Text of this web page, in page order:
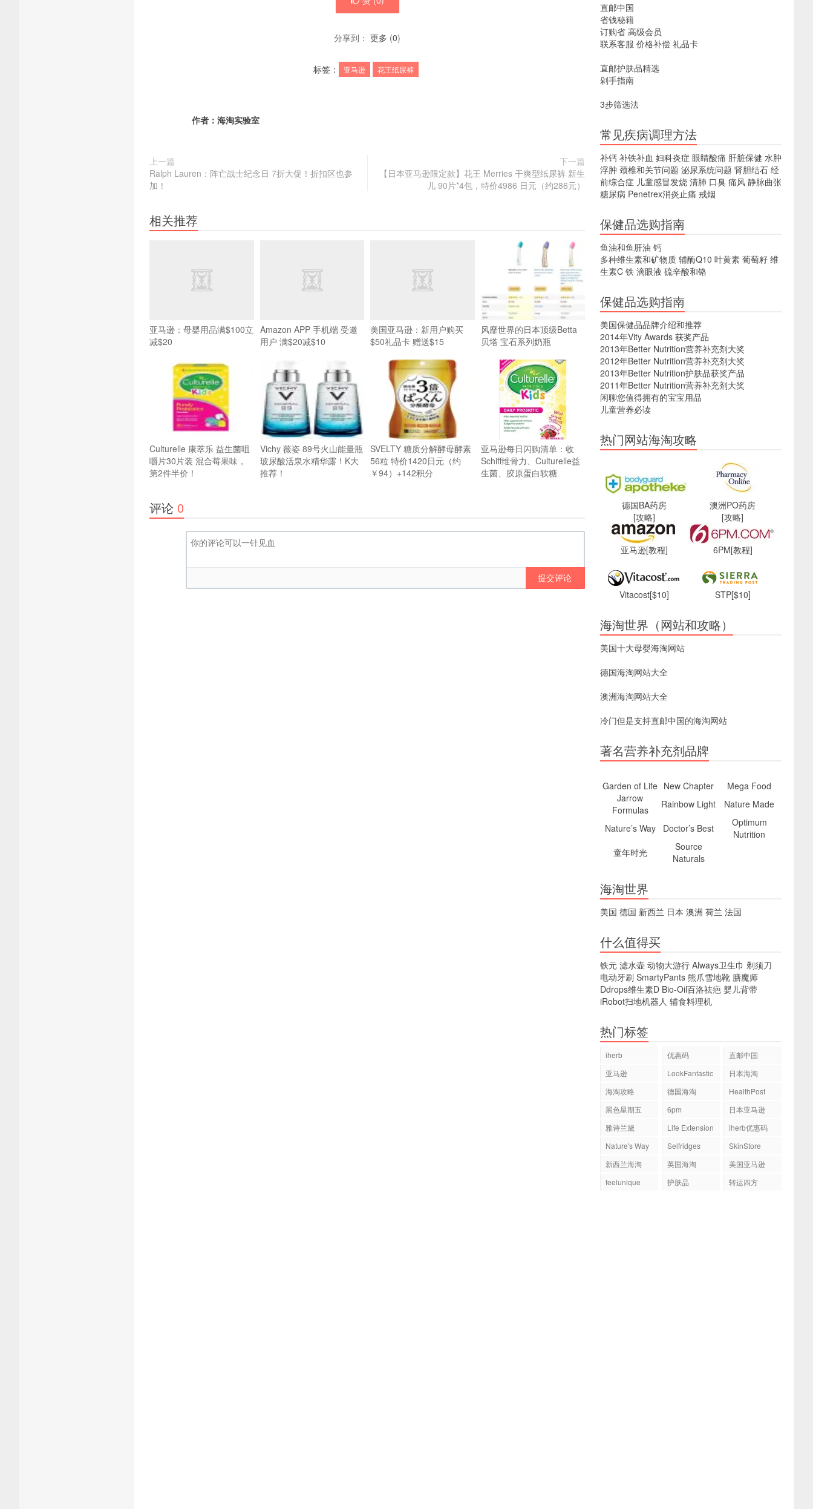
分享到： 更多 (0)
标签： 亚马逊 花王纸尿裤
作者： 海淘实验室
上一篇
Ralph Lauren：阵亡战士纪念日 7折大促！折扣区也参
加！
下一篇
【日本亚马逊限定款】花王 Merries 干爽型纸尿裤 新生
儿 90片*4包，特价4986 日元（约286元）
相关推荐
亚马逊：母婴用品满$100立
减$20
Amazon APP 手机端 受邀
用户 满$20减$10
美国亚马逊：新用户购买
$50礼品卡 赠送$15
风靡世界的日本顶级Betta
贝塔 宝石系列奶瓶
Culturelle 康萃乐 益生菌咀
嚼片30片装 混合莓果味，
第2件半价！
Vichy 薇姿 89号火山能量瓶
玻尿酸活泉水精华露！K大
推荐！
SVELTY 糖质分解酵母酵素
56粒 特价1420日元（约
￥94）+142积分
亚马逊每日闪购清单：收
Schiff维骨力、Culturelle益
生菌、胶原蛋白软糖
评论 0
提交评论
直邮中国
省钱秘籍
订购省 高级会员
联系客服 价格补偿 礼品卡
直邮护肤品精选
剁手指南
3步筛选法
常见疾病调理方法
补钙 补铁补血 妇科炎症 眼睛酸痛 肝脏保健 水肿
浮肿 颈椎和关节问题 泌尿系统问题 肾胆结石 经
前综合症 儿童感冒发烧 清肺 口臭 痛风 静脉曲张
糖尿病 Penetrex消炎止痛 戒烟
保健品选购指南
鱼油和鱼肝油 钙
多种维生素和矿物质 辅酶Q10 叶黄素 葡萄籽 维
生素C 铁 滴眼液 硫辛酸和铬
保健品选购指南
美国保健品品牌介绍和推荐
2014年Vity Awards 获奖产品
2013年Better Nutrition营养补充剂大奖
2012年Better Nutrition营养补充剂大奖
2013年Better Nutrition护肤品获奖产品
2011年Better Nutrition营养补充剂大奖
闲聊您值得拥有的宝宝用品
儿童营养必读
热门网站海淘攻略
德国BA药房
[攻略]
澳洲PO药房
[攻略]
亚马逊[教程] 6PM[教程]
Vitacost[$10] STP[$10]
海淘世界（网站和攻略）
美国十大母婴海淘网站
德国海淘网站大全
澳洲海淘网站大全
冷门但是支持直邮中国的海淘网站
著名营养补充剂品牌
Garden of Life New Chapter
Mega Food
Jarrow
Formulas
Rainbow Light
Nature Made
Nature’s Way
Doctor’s Best
Optimum
Nutrition
童年时光
Source
Naturals
海淘世界
美国 德国 新西兰 日本 澳洲 荷兰 法国
什么值得买
铁元 滤水壶 动物大游行 Always卫生巾 剃须刀
电动牙刷 SmartyPants 熊爪雪地靴 膳魔师
Ddrops维生素D Bio-Oil百洛祛疤 婴儿背带
iRobot扫地机器人 辅食料理机
热门标签
iherb 优惠码
直邮中国
亚马逊
LookFantastic
日本海淘
海淘攻略
德国海淘
HealthPost
黑色星期五
6pm
日本亚马逊
雅诗兰黛
Life Extension
iherb优惠码
Nature's Way
Selfridges
SkinStore
新西兰海淘
英国海淘
美国亚马逊
feelunique
护肤品 转运四方